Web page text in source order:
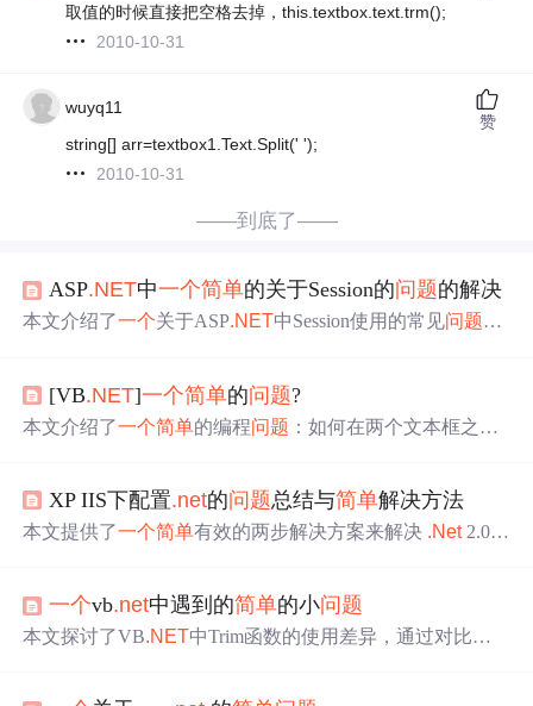
取值的时候直接把空格去掉，this.textbox.text.trm();
2010-10-31
wuyq11
string[] arr=textbox1.Text.Split(' ');
2010-10-31
赞
——到底了——
ASP.NET中一个简单的关于Session的问题的解决
本文介绍了一个关于ASP.NET中Session使用的常见问题及
展示了如何通过简单的条件判断来避免此类错误。
[VB.NET]一个简单的问题?
本文介绍了一个简单的编程问题 ：如何在两个文本框之间
XP IIS下配置.net的问题总结与简单解决方法
本文提供了一个简单有效的两步解决方案来解决 .Net2.0
正常工作。
一个vb.net中遇到的简单的小问题
本文探讨了VB.NET中Trim函数的使用差异，通过对比不